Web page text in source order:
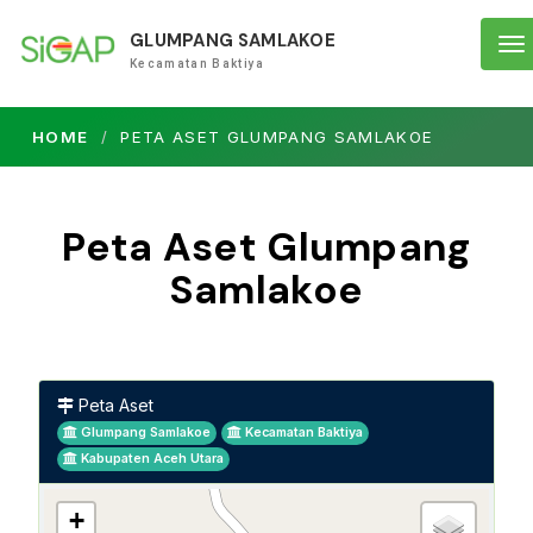
GLUMPANG SAMLAKOE
Kecamatan Baktiya
HOME PETA ASET GLUMPANG SAMLAKOE
Peta Aset Glumpang
Samlakoe
Peta Aset
Glumpang Samlakoe
Kecamatan Baktiya
Kabupaten Aceh Utara
+